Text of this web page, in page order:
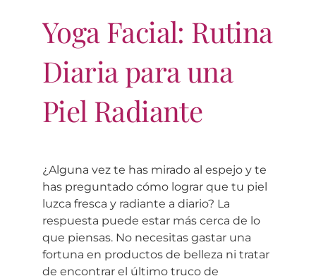
Yoga Facial: Rutina
Diaria para una
Piel Radiante
¿Alguna vez te has mirado al espejo y te
has preguntado cómo lograr que tu piel
luzca fresca y radiante a diario? La
respuesta puede estar más cerca de lo
que piensas. No necesitas gastar una
fortuna en productos de belleza ni tratar
de encontrar el último truco de